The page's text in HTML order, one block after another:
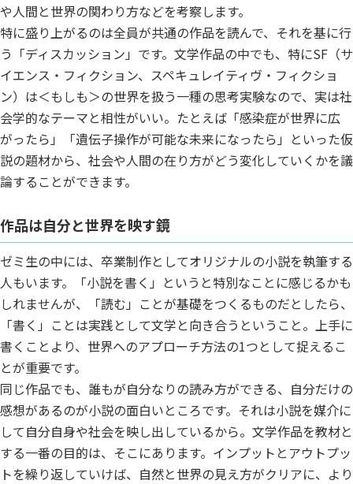
や人間と世界の関わり方などを考察します。
特に盛り上がるのは全員が共通の作品を読んで、それを基に行
う「ディスカッション」です。文学作品の中でも、特にSF（サ
イエンス・フィクション、スペキュレイティヴ・フィクショ
ン）は＜もしも＞の世界を扱う一種の思考実験なので、実は社
会学的なテーマと相性がいい。たとえば「感染症が世界に広
がったら」「遺伝子操作が可能な未来になったら」といった仮
説の題材から、社会や人間の在り方がどう変化していくかを議
論することができます。
作品は自分と世界を映す鏡
ゼミ生の中には、卒業制作としてオリジナルの小説を執筆する
人もいます。「小説を書く」というと特別なことに感じるかも
しれませんが、「読む」ことが基礎をつくるものだとしたら、
「書く」ことは実践として文学と向き合うということ。上手に
書くことより、世界へのアプローチ方法の1つとして捉えるこ
とが重要です。
同じ作品でも、誰もが自分なりの読み方ができる、自分だけの
感想があるのが小説の面白いところです。それは小説を媒介に
して自分自身や社会を映し出しているから。文学作品を教材と
する一番の目的は、そこにあります。インプットとアウトプッ
トを繰り返していけば、自然と世界の見え方がクリアに、より